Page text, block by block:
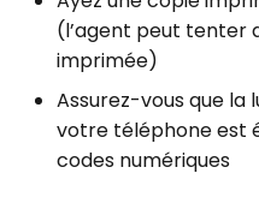
(l’agent peut tenter
imprimée)
Assurez-vous que la
votre téléphone est
codes numériques